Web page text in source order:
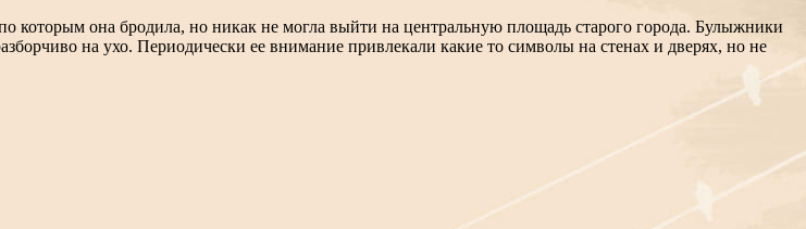
которым она бродила, но никак не могла выйти на центральную площадь старого города. Булыжники
на ухо. Периодически ее внимание привлекали какие то символы на стенах и дверях, но не